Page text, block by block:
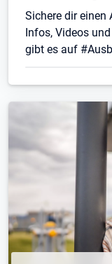
Sichere dir einen
Infos, Videos
gibt es auf